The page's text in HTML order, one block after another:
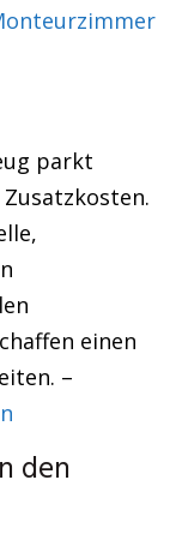
parkt
einen
–
den